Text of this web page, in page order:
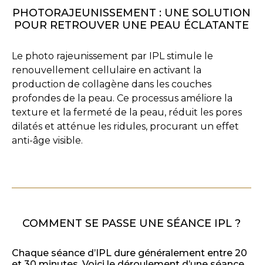
PHOTORAJEUNISSEMENT : UNE SOLUTION
POUR RETROUVER UNE PEAU ÉCLATANTE
Le photo rajeunissement par IPL stimule le
renouvellement cellulaire en activant la
production de collagène dans les couches
profondes de la peau. Ce processus améliore la
texture et la fermeté de la peau, réduit les pores
dilatés et atténue les ridules, procurant un effet
anti-âge visible.
COMMENT SE PASSE UNE SÉANCE IPL ?
Chaque séance d’IPL dure généralement entre 20